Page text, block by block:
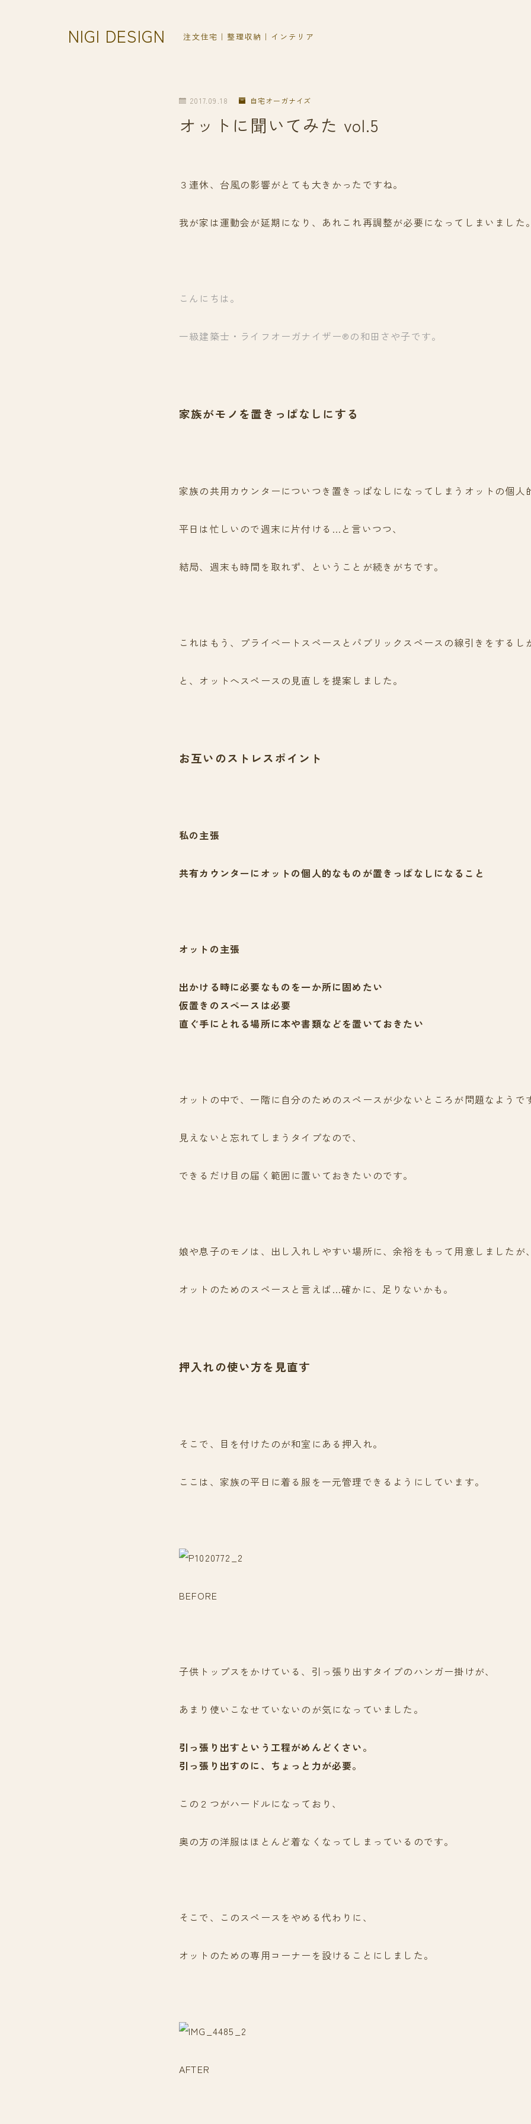
NIGI DESIGN 注文住宅｜整理収納｜インテリア
2017.09.18 自宅オーガナイズ
オットに聞いてみた vol.5
３連休、台風の影響がとても大きかったですね。
我が家は運動会が延期になり、あれこれ再調整が必要になってしまいました
こんにちは。
一級建築士・ライフオーガナイザー®の和田さや子です。
家族がモノを置きっぱなしにする
家族の共用カウンターについつき置きっぱなしになってしまうオットの個人
平日は忙しいので週末に片付ける…と言いつつ、
結局、週末も時間を取れず、ということが続きがちです。
これはもう、プライベートスペースとパブリックスペースの線引きをするし
と、オットへスペースの見直しを提案しました。
お互いのストレスポイント
私の主張
共有カウンターにオットの個人的なものが置きっぱなしになること
オットの主張
出かける時に必要なものを一か所に固めたい
仮置きのスペースは必要
直ぐ手にとれる場所に本や書類などを置いておきたい
オットの中で、一階に自分のためのスペースが少ないところが問題なようで
見えないと忘れてしまうタイプなので、
できるだけ目の届く範囲に置いておきたいのです。
娘や息子のモノは、出し入れしやすい場所に、余裕をもって用意しましたが
オットのためのスペースと言えば…確かに、足りないかも。
押入れの使い方を見直す
そこで、目を付けたのが和室にある押入れ。
ここは、家族の平日に着る服を一元管理できるようにしています。
BEFORE
子供トップスをかけている、引っ張り出すタイプのハンガー掛けが、
あまり使いこなせていないのが気になっていました。
引っ張り出すという工程がめんどくさい。
引っ張り出すのに、ちょっと力が必要。
この２つがハードルになっており、
奥の方の洋服はほとんど着なくなってしまっているのです。
そこで、このスペースをやめる代わりに、
オットのための専用コーナーを設けることにしました。
AFTER